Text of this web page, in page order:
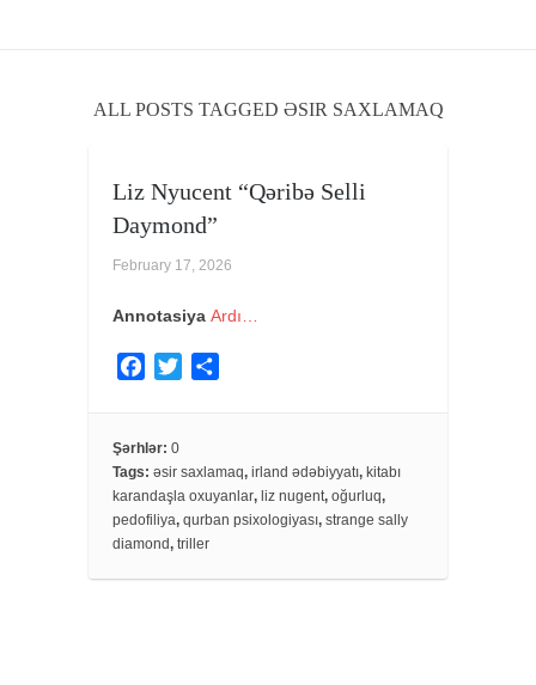
ALL POSTS TAGGED ƏSIR SAXLAMAQ
Liz Nyucent “Qəribə Selli
Daymond”
February 17, 2026
Annotasiya Ardı…
e
b
o
o
t
e
r
e
Şərhlər: 0
Tags: əsir saxlamaq, irland ədəbiyyatı, kitabı
karandaşla oxuyanlar, liz nugent, oğurluq,
pedofiliya, qurban psixologiyası, strange sally
diamond, triller